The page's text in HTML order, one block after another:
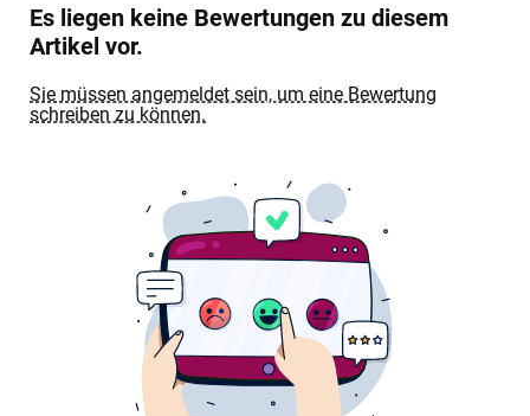
Es liegen keine Bewertungen zu diesem
Artikel vor.
Sie müssen angemeldet sein, um eine Bewertung
schreiben zu können.